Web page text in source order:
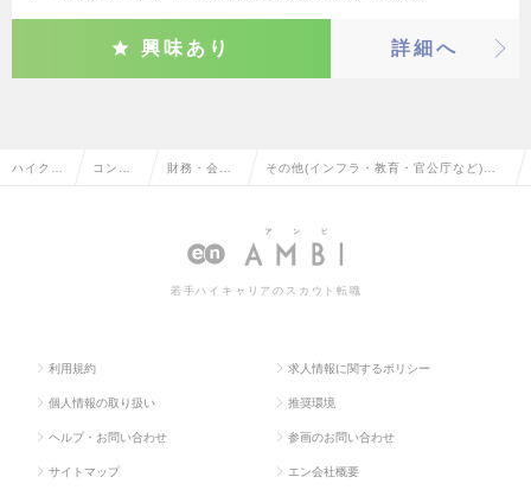
興味あり 詳細へ
ハイクラ コンサ 財務・会計
ント
その他(インフラ・教育・官公庁など)の
情報一覧
若手ハイキャリアのスカウト転職
利用規約 求人情報に関するポリシー
個人情報の取り扱い 推奨環境
ヘルプ・お問い合わせ 参画のお問い合わせ
サイトマップ エン会社概要